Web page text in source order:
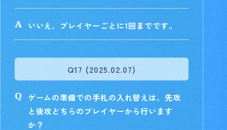
いいえ、プレイヤーごとに1回までです。
Q17 (2025.02.07)
ゲームの準備での手札の入れ替えは、先攻
と後攻どちらのプレイヤーから行います
か？